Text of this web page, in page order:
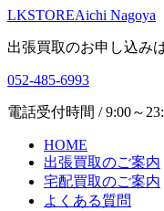
LKSTOREAichi Nagoya
出張買取のお申し込み
052-485-6993
電話受付時間 / 9:00～
HOME
出張買取のご案内
宅配買取のご案内
よくある質問